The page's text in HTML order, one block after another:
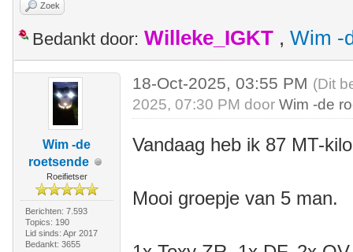
Zoek
Bedankt door: Willeke_IGKT , Wim -
Wim -de
roetsende
Roeifietser
Berichten: 7.593
Topics: 190
Lid sinds: Apr 2017
Bedankt: 3655
18-Oct-2025, 03:55 PM (Dit
2025, 07:30 PM doorWim -de
Vandaag heb ik 87 MT-
Mooi groepje van 5 man.